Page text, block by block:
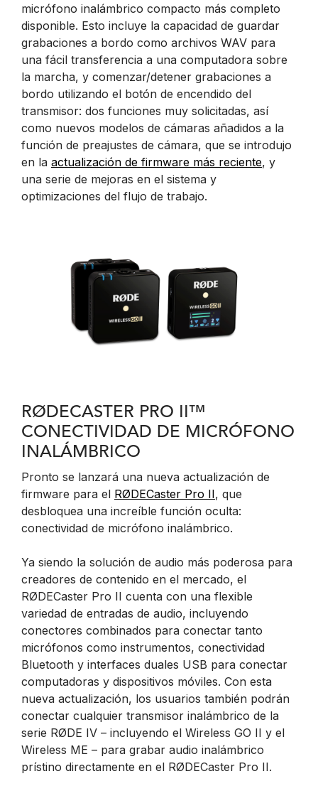
micrófono inalámbrico compacto más completo
disponible. Esto incluye la capacidad de guardar
grabaciones a bordo como archivos WAV para
una fácil transferencia a una computadora sobre
la marcha, y comenzar/detener grabaciones a
bordo utilizando el botón de encendido del
transmisor: dos funciones muy solicitadas, así
como nuevos modelos de cámaras añadidos a la
función de preajustes de cámara, que se introdujo
en la actualización de firmware más reciente, y
una serie de mejoras en el sistema y
optimizaciones del flujo de trabajo.
RØDECASTER PRO II™
CONECTIVIDAD DE MICRÓFONO
INALÁMBRICO
Pronto se lanzará una nueva actualización de
firmware para el RØDECaster Pro II, que
desbloquea una increíble función oculta:
conectividad de micrófono inalámbrico.
Ya siendo la solución de audio más poderosa para
creadores de contenido en el mercado, el
RØDECaster Pro II cuenta con una flexible
variedad de entradas de audio, incluyendo
conectores combinados para conectar tanto
micrófonos como instrumentos, conectividad
Bluetooth y interfaces duales USB para conectar
computadoras y dispositivos móviles. Con esta
nueva actualización, los usuarios también podrán
conectar cualquier transmisor inalámbrico de la
serie RØDE IV – incluyendo el Wireless GO II y el
Wireless ME – para grabar audio inalámbrico
prístino directamente en el RØDECaster Pro II.